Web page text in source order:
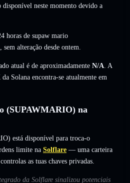
neste momento devido a
horas de supaw mario
, sem alteração desde ontem.
atual é de aproximadamente N/A. A
Solana encontra-se atualmente em
(SUPAWMARIO) na
está disponível para troca-o
limite na Solflare — uma carteira
as tuas chaves privadas.
da Solflare sinalizou potenciais